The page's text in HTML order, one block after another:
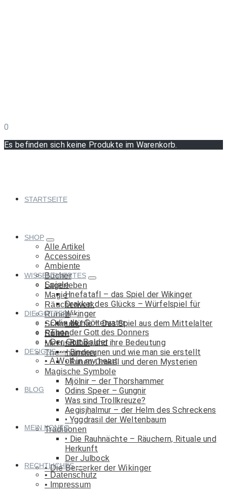
0
Es befinden sich keine Produkte im Warenkorb.
STARTSEITE
SHOP
Alle Artikel
Accessoires
Ambiente
Bücher
Lagerleben
Magie
Räucherwerk
Runen
Schmuck
Spiele
Met und Co.
Thorshammer
WISSENSWERTES
Spiele
Hnefatafl – das Spiel der Wikinger
Drakkar des Glücks – Würfelspiel für
Wikinger
Mühle – Das Spiel aus dem Mittelalter
Runen
Runen und ihre Bedeutung
Binderunen und wie man sie erstellt
Runen-Orakel und deren Mysterien
Magische Symbole
Mjölnir – der Thorshammer
Odins Speer – Gungnir
Was sind Trollkreuze?
Aegisjhalmur – der Helm des Schreckens
Yggdrasil der Weltenbaum
Traditionen
Die Rauhnächte – Räuchern, Rituale und
Herkunft
Der Julbock
Die Berserker der Wikinger
DIE GÖTTER
Odin der Göttervater
Thor der Gott des Donners
Der Gott Balder
DESIGNS
A Wolf in my heart
BLOG
MEIN KONTO
RECHTLICHES
Datenschutz
Impressum